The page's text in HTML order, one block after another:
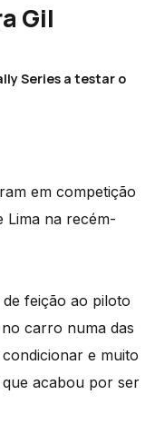
Gil
Series a testar o
em competição
Lima na recém-
feição ao piloto
carro numa das
e muito
acabou por ser